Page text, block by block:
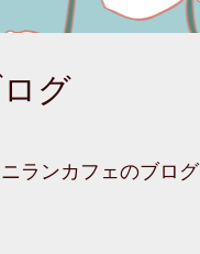
グ
ランカフェのブログ